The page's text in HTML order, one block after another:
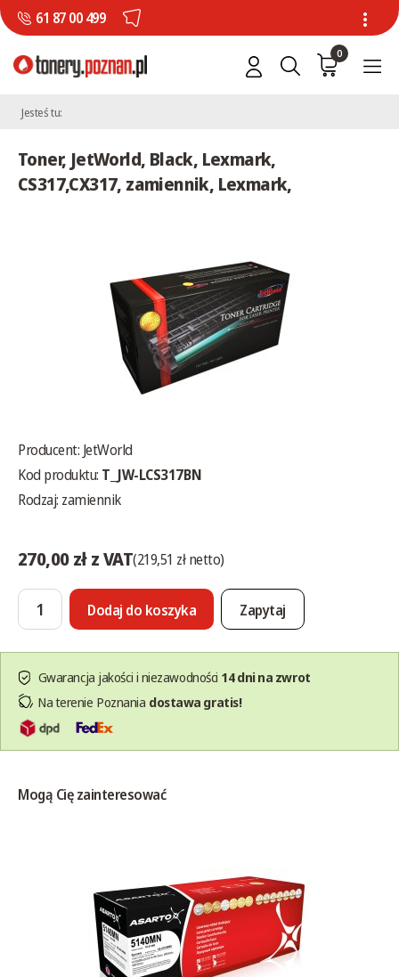
61 87 00 499
0
Jesteś tu:
Toner, JetWorld, Black, Lexmark,
CS317,CX317, zamiennik, Lexmark,
Producent: JetWorld
Kod produktu: T_JW-LCS317BN
Rodzaj: zamiennik
270,00 zł z VAT(219,51 zł netto)
Dodaj do koszyka Zapytaj
Gwarancja jakości i niezawodności 14 dni na zwrot
Na terenie Poznania dostawa gratis!
Mogą Cię zainteresować